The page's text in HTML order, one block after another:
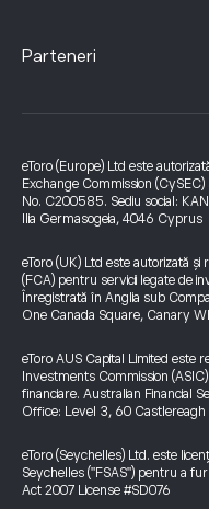
Parteneri
eToro (Europe) Ltd este
Exchange Commission
No. C200585. Sediu social:
Ilia Germasogeia, 4046 Cyprus
eToro (UK) Ltd este autorizată
(FCA) pentru servicii legate de
Înregistrată în Anglia sub
One Canada Square, Canary
eToro AUS Capital Limited este
Investments Commission
financiare. Australian Financial
Office: Level 3, 60
eToro (Seychelles) Ltd. este
Seychelles ("FSAS") pentru a
Act 2007 License #SD076